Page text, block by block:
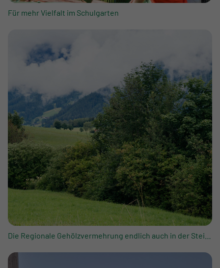
Für mehr Vielfalt im Schulgarten
Die Regionale Gehölzvermehrung endlich auch in der Steiermark!